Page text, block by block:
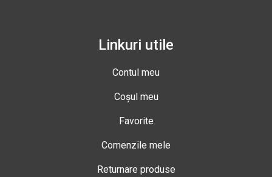
Linkuri utile
Contul meu
Coșul meu
Favorite
Comenzile mele
Returnare produse